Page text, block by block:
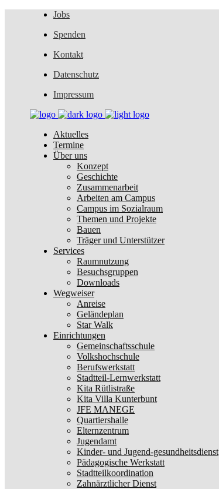
Jobs
Spenden
Kontakt
Datenschutz
Impressum
Aktuelles
Termine
Über uns
Konzept
Geschichte
Zusammenarbeit
Arbeiten am Campus
Campus im Sozialraum
Themen und Projekte
Bauen
Träger und Unterstützer
Services
Raumnutzung
Besuchsgruppen
Downloads
Wegweiser
Anreise
Geländeplan
Star Walk
Einrichtungen
Gemeinschaftsschule
Volkshochschule
Berufswerkstatt
Stadtteil-Lernwerkstatt
Kita Rütlistraße
Kita Villa Kunterbunt
JFE MANEGE
Quartiershalle
Elternzentrum
Jugendamt
Kinder- und Jugend-gesundheitsdienst
Pädagogische Werkstatt
Stadtteilkoordination
Zahnärztlicher Dienst